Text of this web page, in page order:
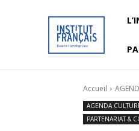
Accueil
AGENDA
PARTENARIAT &